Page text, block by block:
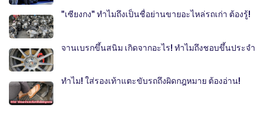
"เซียงกง" ทำไมถึงเป็นชื่อย่านขายอะไหล่รถเก่า ต้องรู้!
จานเบรกขึ้นสนิม เกิดจากอะไร! ทำไมถึงชอบขึ้นประจำ
ทำไม! ใส่รองเท้าแตะขับรถถึงผิดกฎหมาย ต้องอ่าน!